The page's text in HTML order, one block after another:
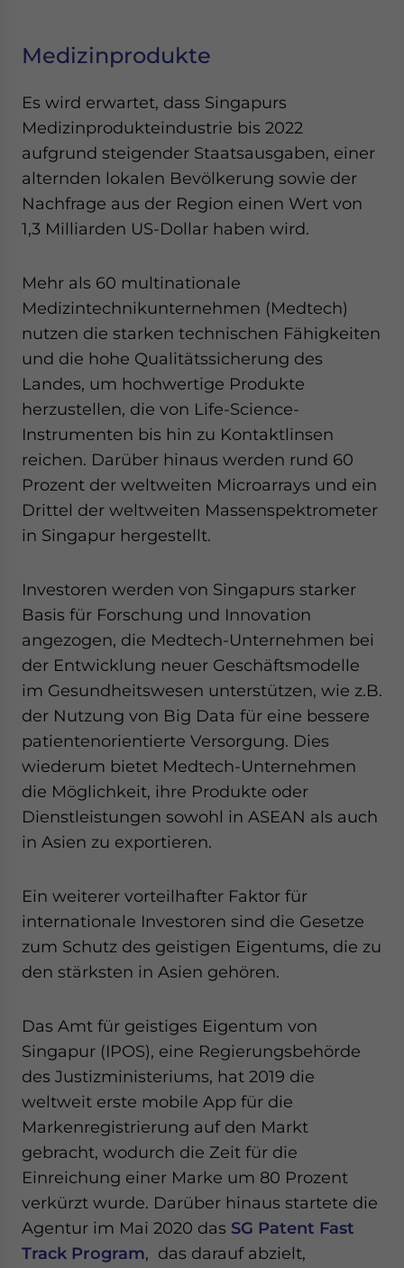
Medizinprodukte
Es wird erwartet, dass Singapurs
Medizinprodukteindustrie bis 2022
aufgrund steigender Staatsausgaben, einer
alternden lokalen Bevölkerung sowie der
Nachfrage aus der Region einen Wert von
1,3 Milliarden US-Dollar haben wird.
Mehr als 60 multinationale
Medizintechnikunternehmen (Medtech)
nutzen die starken technischen Fähigkeiten
und die hohe Qualitätssicherung des
Landes, um hochwertige Produkte
herzustellen, die von Life-Science-
Instrumenten bis hin zu Kontaktlinsen
reichen. Darüber hinaus werden rund 60
Prozent der weltweiten Microarrays und ein
Drittel der weltweiten Massenspektrometer
in Singapur hergestellt.
Investoren werden von Singapurs starker
Basis für Forschung und Innovation
angezogen, die Medtech-Unternehmen bei
der Entwicklung neuer Geschäftsmodelle
im Gesundheitswesen unterstützen, wie z.B.
der Nutzung von Big Data für eine bessere
patientenorientierte Versorgung. Dies
wiederum bietet Medtech-Unternehmen
die Möglichkeit, ihre Produkte oder
Dienstleistungen sowohl in ASEAN als auch
in Asien zu exportieren.
Ein weiterer vorteilhafter Faktor für
internationale Investoren sind die Gesetze
zum Schutz des geistigen Eigentums, die zu
den stärksten in Asien gehören.
Das Amt für geistiges Eigentum von
Singapur (IPOS), eine Regierungsbehörde
des Justizministeriums, hat 2019 die
weltweit erste mobile App für die
Markenregistrierung auf den Markt
gebracht, wodurch die Zeit für die
Einreichung einer Marke um 80 Prozent
verkürzt wurde. Darüber hinaus startete die
Agentur im Mai 2020 das SG Patent Fast
Track Program, das darauf abzielt,